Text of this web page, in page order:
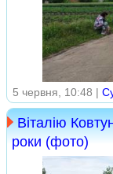
5 червня, 10:48 |
Віталію
роки (фото)